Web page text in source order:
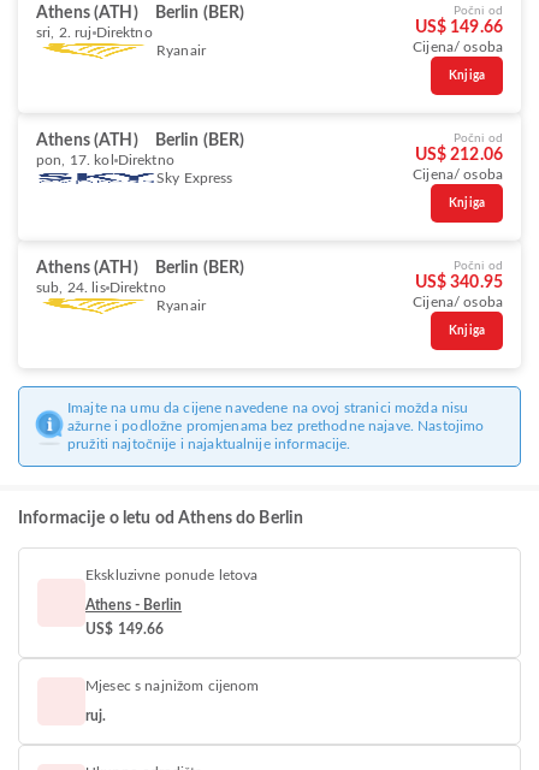
Athens (ATH) Berlin (BER)
sri, 2. ruj Direktno
Ryanair
Počni od
US$ 149.66
Cijena/ osoba
Knjiga
Athens (ATH) Berlin (BER)
pon, 17. kol Direktno
Sky Express
Počni od
US$ 212.06
Cijena/ osoba
Knjiga
Athens (ATH) Berlin (BER)
sub, 24. lis Direktno
Ryanair
Počni od
US$ 340.95
Cijena/ osoba
Knjiga
Imajte na umu da cijene navedene na ovoj stranici možda nisu
ažurne i podložne promjenama bez prethodne najave. Nastojimo
pružiti najtočnije i najaktualnije informacije.
Informacije o letu od Athens do Berlin
Ekskluzivne ponude letova
Athens - Berlin
US$ 149.66
Mjesec s najnižom cijenom
ruj.